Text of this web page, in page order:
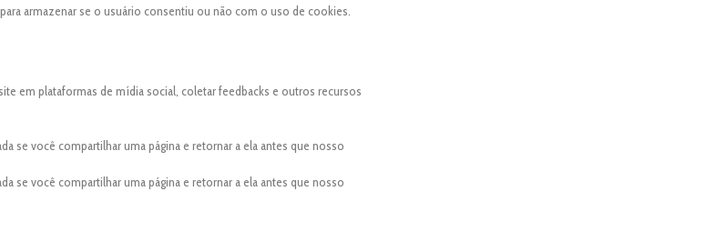
armazenar se o usuário consentiu ou não com o uso de cookies.
em plataformas de mídia social, coletar feedbacks e outros recursos
se você compartilhar uma página e retornar a ela antes que nosso
se você compartilhar uma página e retornar a ela antes que nosso